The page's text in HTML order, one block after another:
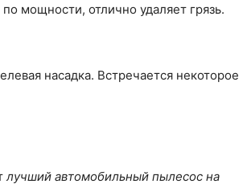
мощности, отлично удаляет грязь.
насадка. Встречается некоторое
лучший автомобильный пылесос на